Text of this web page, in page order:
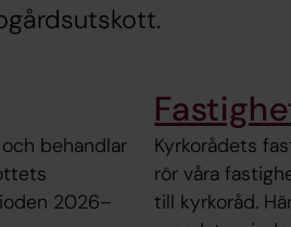
behandlar
2026–
Kyrkorådets
rör våra
till kyrkoråd.